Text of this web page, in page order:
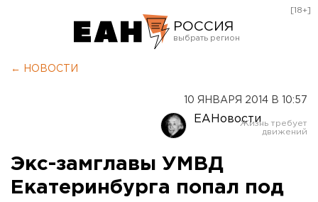
РОССИЯ
Оренбург
[18+]
← НОВОСТИ
10 ЯНВАРЯ 2014 В 10:57
ЕАНовости
Экс-замглавы УМВД
Екатеринбурга попал под